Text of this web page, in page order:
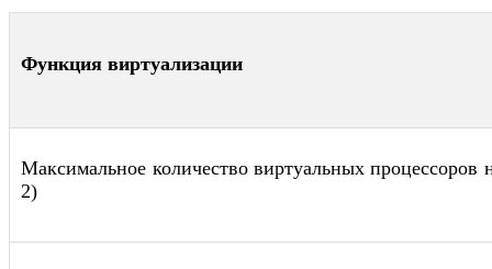
Функция виртуализации
Максимальное количество виртуальных
2)